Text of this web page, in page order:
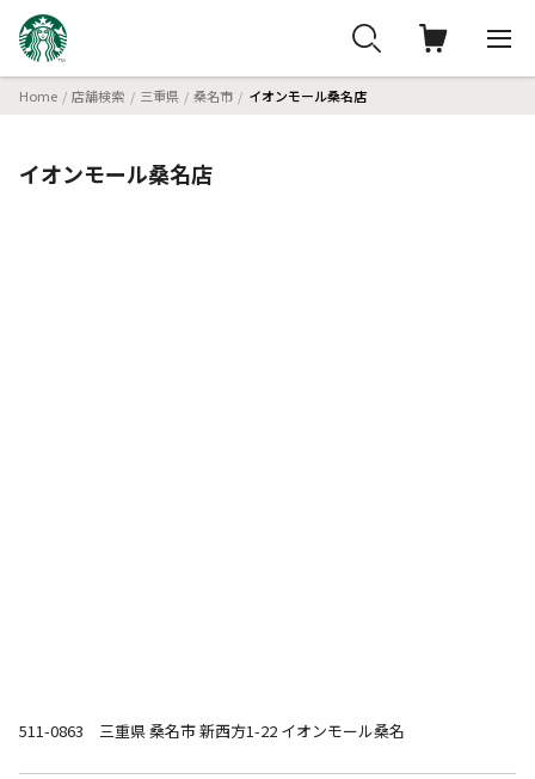
Home 店舗検索 三重県 桑名市 イオンモール桑名店
イオンモール桑名店
511-0863 三重県 桑名市 新西方1-22 イオンモール桑名